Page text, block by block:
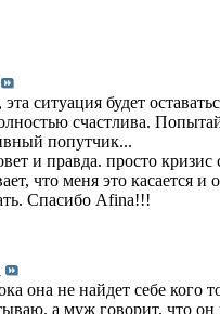
эта ситуация будет
счастлива.
попутчик...
и правда. просто
что меня это касается
Спасибо Afina!!!
она не найдет себе кого
а муж говорит, что